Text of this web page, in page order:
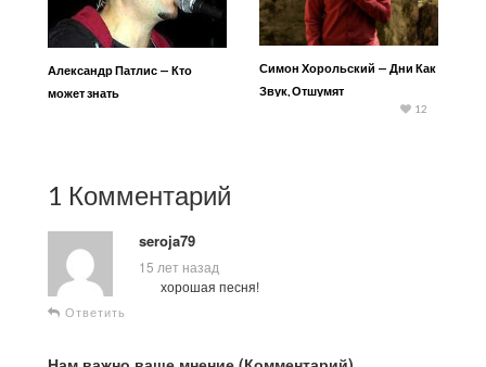
Александр Патлис — Кто
может знать
Симон Хорольский — Дни Как
Звук, Отшумят
12
1 Комментарий
seroja79
15 лет назад
хорошая песня!
Ответить